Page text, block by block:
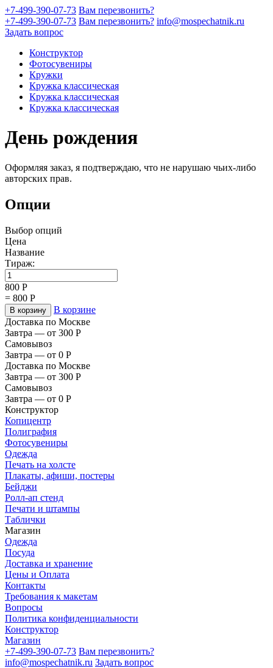
+7-499-390-07-73 Вам перезвонить?
+7-499-390-07-73 Вам перезвонить? info@mospechatnik.ru
Задать вопрос
Конструктор
Фотосувениры
Кружки
Кружка классическая
Кружка классическая
Кружка классическая
День рождения
Оформляя заказ, я подтверждаю, что не нарушаю чьих-либо
авторских прав.
Опции
Выбор опций
Цена
Название
Тираж:
800 Р
= 800 Р
В корзину
В корзине
Доставка по Москве
Завтра — от 300 Р
Самовывоз
Завтра — от 0 Р
Доставка по Москве
Завтра — от 300 Р
Самовывоз
Завтра — от 0 Р
Конструктор
Копицентр
Полиграфия
Фотосувениры
Одежда
Печать на холсте
Плакаты, афиши, постеры
Бейджи
Ролл-ап стенд
Печати и штампы
Таблички
Магазин
Одежда
Посуда
Доставка и хранение
Цены и Оплата
Контакты
Требования к макетам
Вопросы
Политика конфиденциальности
Конструктор
Магазин
+7-499-390-07-73 Вам перезвонить?
info@mospechatnik.ru Задать вопрос